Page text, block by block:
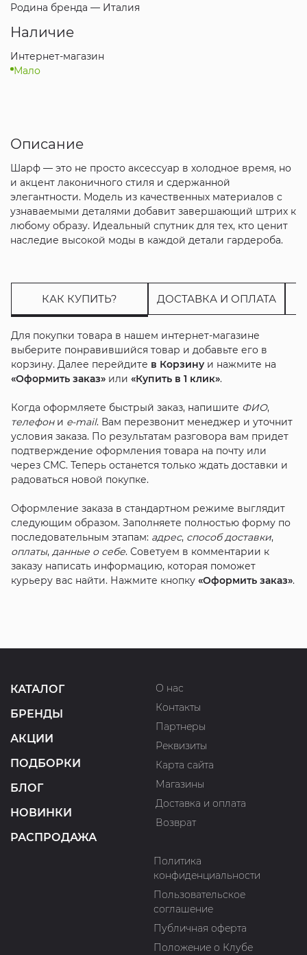
Родина бренда — Италия
Наличие
Интернет-магазин
Мало
Описание
Шарф — это не просто аксессуар в холодное время, но
и акцент лаконичного стиля и сдержанной
элегантности. Модель из качественных материалов с
узнаваемыми деталями добавит завершающий штрих к
любому образу. Идеальный спутник для тех, кто ценит
наследие высокой моды в каждой детали гардероба.
КАК КУПИТЬ? ДОСТАВКА И ОПЛАТА
Для покупки товара в нашем интернет-магазине
выберите понравившийся товар и добавьте его в
корзину. Далее перейдите в Корзинуи нажмите на
«Оформить заказ»или «Купить в 1 клик».
Когда оформляете быстрый заказ, напишите ФИО,
телефони e-mail. Вам перезвонит менеджер и уточнит
условия заказа. По результатам разговора вам придет
подтверждение оформления товара на почту или
через СМС. Теперь останется только ждать доставки и
радоваться новой покупке.
Оформление заказа в стандартном режиме выглядит
следующим образом. Заполняете полностью форму по
последовательным этапам: адрес, способ доставки,
оплаты, данные о себе. Советуем в комментарии к
заказу написать информацию, которая поможет
курьеру вас найти. Нажмите кнопку «Оформить заказ».
КАТАЛОГ
БРЕНДЫ
АКЦИИ
ПОДБОРКИ
БЛОГ
НОВИНКИ
РАСПРОДАЖА
О нас
Контакты
Партнеры
Реквизиты
Карта сайта
Магазины
Доставка и оплата
Возврат
Политика
конфиденциальности
Пользовательское
соглашение
Публичная оферта
Положение о Клубе